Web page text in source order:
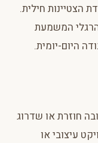
הצטיינות חילית.
המשמעת
היום-יומית.
חוזרת או שדרוג
עיצובי או